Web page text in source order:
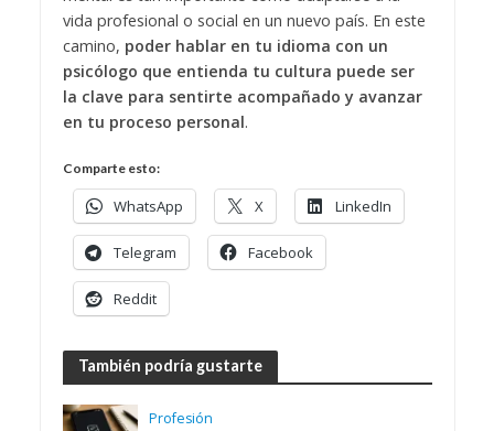
vida profesional o social en un nuevo país. En este
camino, poder hablar en tu idioma con un
psicólogo que entienda tu cultura puede ser
la clave para sentirte acompañado y avanzar
en tu proceso personal.
Comparte esto:
WhatsApp X LinkedIn
Telegram Facebook
Reddit
También podría gustarte
Profesión